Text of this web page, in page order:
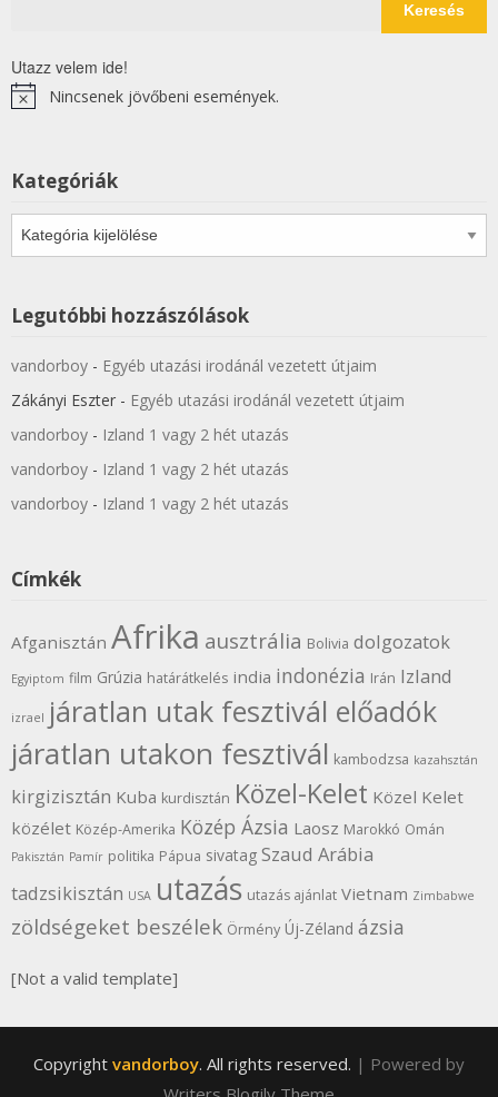
Keresés
Utazz velem ide!
NoticeNincsenek jövőbeni események.
Kategóriák
Kategóriák
Legutóbbi hozzászólások
vandorboy - Egyéb utazási irodánál vezetett útjaim
Zákányi Eszter - Egyéb utazási irodánál vezetett útjaim
vandorboy - Izland 1 vagy 2 hét utazás
vandorboy - Izland 1 vagy 2 hét utazás
vandorboy - Izland 1 vagy 2 hét utazás
Címkék
Afganisztán Afrika ausztrália Bolivia dolgozatok
Egyiptom film Grúzia határátkelés india indonézia Irán Izland
izrael járatlan utak fesztivál előadók
járatlan utakon fesztivál kambodzsa kazahsztán
kirgizisztán Kuba kurdisztán Közel-Kelet Közel Kelet
közélet Közép-Amerika Közép Ázsia Laosz Marokkó Omán
Pakisztán Pamír politika Pápua sivatag Szaud Arábia
tadzsikisztán USA utazás utazás ajánlat Vietnam Zimbabwe
zöldségeket beszélek Örmény Új-Zéland ázsia
[Not a valid template]
Copyright vandorboy. All rights reserved. | Powered by